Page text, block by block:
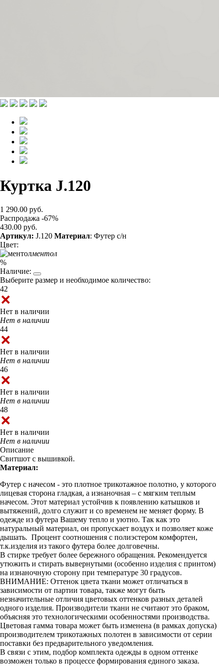
Куртка J.120
1 290.00 руб.
Распродажа -67%
430.00 руб.
Артикул: J.120 Материал: Футер с/н
Цвет:
ментол
%
Наличие:
Выберите размер и необходимое количество:
42
Нет в наличии
Нет в наличии
44
Нет в наличии
Нет в наличии
46
Нет в наличии
Нет в наличии
48
Нет в наличии
Нет в наличии
Описание
Свитшот с вышивкой.
Материал:
Футер с начесом - это плотное трикотажное полотно, у которого
лицевая сторона гладкая, а изнаночная – с мягким теплым
начесом. Этот материал устойчив к появлению катышков и
вытяжений, долго служит и со временем не меняет форму. В
одежде из футера Вашему тепло и уютно. Так как это
натуральный материал, он пропускает воздух и позволяет коже
дышать. Процент соотношения с полиэстером комфортен,
т.к.изделия из такого футера более долговечны.
В стирке требует более бережного обращения. Рекомендуется
утюжить и стирать вывернутыми (особенно изделия с принтом)
на изнаночную сторону при температуре 30 градусов.
ВНИМАНИЕ: Оттенок цвета ткани может отличаться в
зависимости от партии товара, также могут быть
незначительные отличия цветовых оттенков разных деталей
одного изделия. Производители ткани не считают это браком,
объясняя это технологическими особенностями производства.
Цветовая гамма товара может быть изменена (в рамках допуска)
производителем трикотажных полотен в зависимости от серии
поставки без предварительного уведомления.
В связи с этим, подбор комплекта одежды в одном оттенке
возможен только в процессе формирования единого заказа.